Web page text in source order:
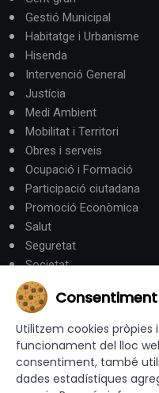
Gestió Municipal
Habitatge i Urbanisme
Hisenda
Intervenció General
Justícia
Medi Ambient
Mobilitat i Territori
Obres i serveis
Ocupació i Formació
Participació ciutadana
Promoció Econòmica
Salut
Seguretat
Societat
Turisme
Altres Canals
canalandorra.ad
Utilitzem cookies
funcionament del lloc
consentiment, també
dades estadístiques